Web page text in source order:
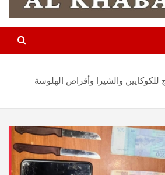
والشيرا وأقراص الهلوسة